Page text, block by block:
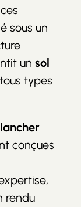
sous un
un sol
types
conçues
rendu